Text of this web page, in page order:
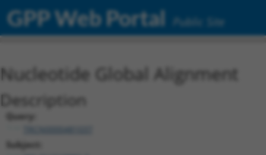
GPP Web Portal Public Site
Nucleotide Global Alignment
Description
Query:
TRCN0000481037
Subject: